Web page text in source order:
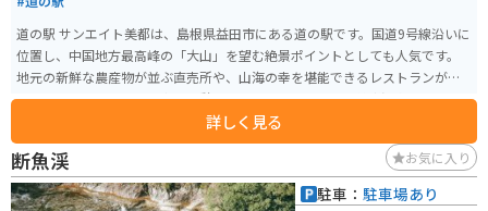
道の駅 サンエイト美都は、島根県益田市にある道の駅です。国道9号線沿いに
位置し、中国地方最高峰の「大山」を望む絶景ポイントとしても人気です。
地元の新鮮な農産物が並ぶ直売所や、山海の幸を堪能できるレストランが併
設されており、ドライブ中の休憩に最適です。特産品の「美都温泉たまご」
は、濃厚な味わいでお土産にもおすすめです。 バイクで訪れる際は、道の駅
からほど近い「匹見峡」のワインディングロードもおすすめです。変化に富
んだコーナーが続き、ツーリングを楽しめます。道の駅には広い駐車場も完備
されているので安心です。
詳しく見る
断魚渓 お気に入り
駐車： 駐車場あり